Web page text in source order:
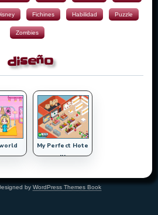
Fichines Habilidad Puzzle
Zombies
diseño
My Perfect Hote
...
by WordPress Themes Book